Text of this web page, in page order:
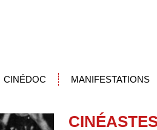
CINÉDOC MANIFESTATIONS